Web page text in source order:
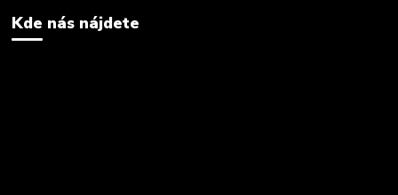
Kde nás nájdete